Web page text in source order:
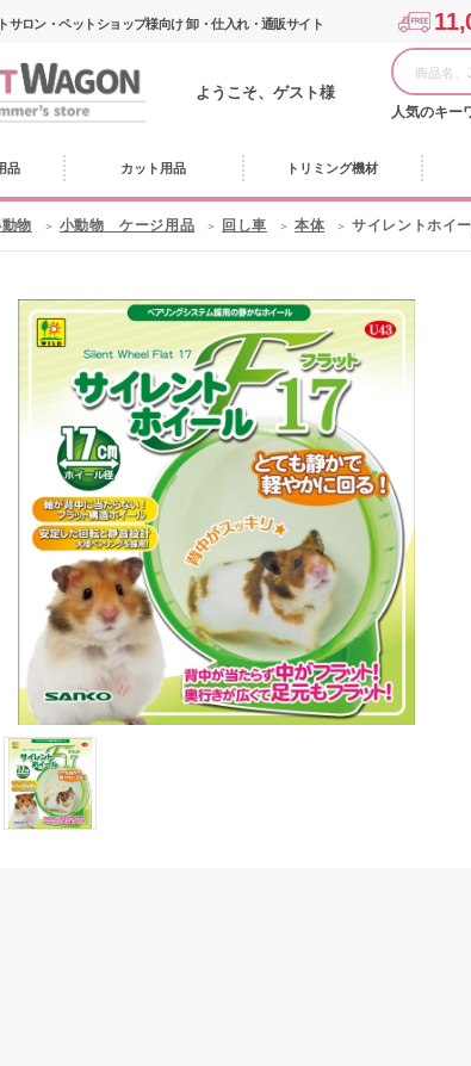
サロン・ペットショップ様向け 卸・仕入れ・通販サイト
ようこそ、ゲスト様
人気のキー
品 カット用品 トリミング機材
物 小動物 ケージ用品 回し車 本体 サイレントホイ